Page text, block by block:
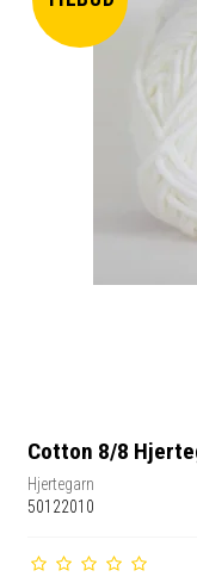
Cotton 8/8
Hjertegarn
50122010